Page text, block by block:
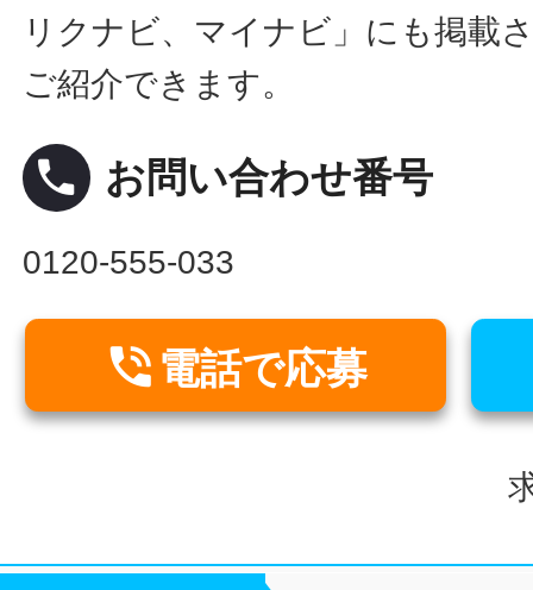
リクナビ、マイナビ」にも掲載
ご紹介できます。
local_phone お問い合わせ番号
0120-555-033
 電話で応募